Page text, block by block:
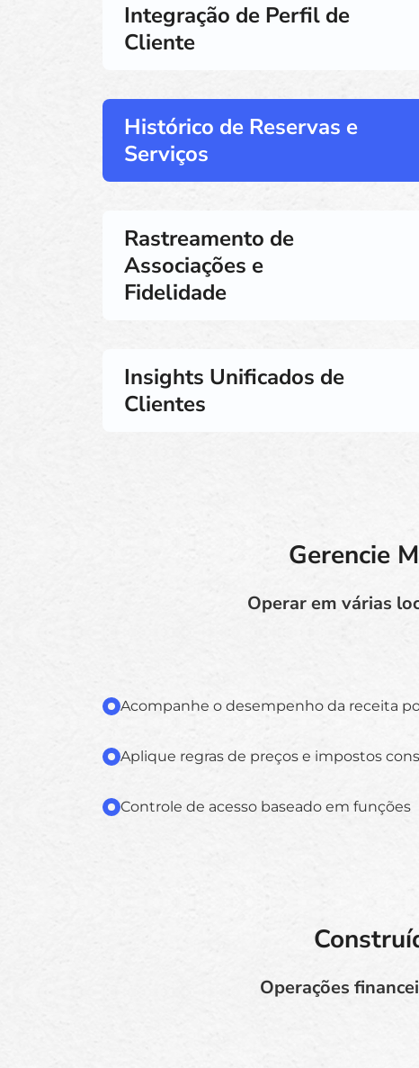
Integração de Perfil de
Cliente
Histórico de Reservas e
Serviços
Rastreamento de
Associações e
Fidelidade
Insights Unificados de
Clientes
Gerencie
Operar em várias
Acompanhe o desempenho da receita
Aplique regras de preços e impostos
Controle de acesso baseado em funções
Operações